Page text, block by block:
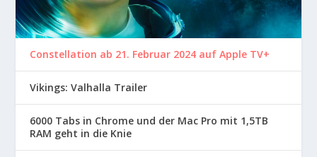
Constellation ab 21. Februar 2024 auf Apple TV+
Vikings: Valhalla Trailer
6000 Tabs in Chrome und der Mac Pro mit 1,5TB
RAM geht in die Knie